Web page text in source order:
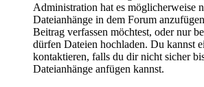
Administration hat es möglicherweise
Dateianhänge in dem Forum
Beitrag verfassen möchtest, oder nur
dürfen Dateien hochladen. Du kannst
kontaktieren, falls du dir nicht sicher
Dateianhänge anfügen kannst.